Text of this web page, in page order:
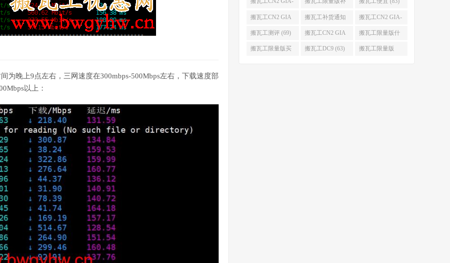
为晚上9点左右，三网速度在300mbps-500Mbps左右，下载速度部
以上：
E限量版 (84) 货 (84)
搬瓦工CN2 GIA
优惠 (82)
搬瓦工补货通知
QQ群 (76)
搬瓦工CN2 GIA-
E便宜套餐 (76)
搬瓦工测评 (69) 搬瓦工CN2 GIA
限量版补货 (67)
搬瓦工限量版什
么时候补货 (67)
搬瓦工限量版买 搬瓦工DC9 (63) 搬瓦工限量版